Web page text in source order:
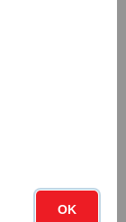
OK